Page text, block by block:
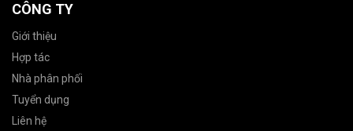
CÔNG TY
Giới thiệu
Hợp tác
Nhà phân phối
Tuyển dụng
Liên hệ